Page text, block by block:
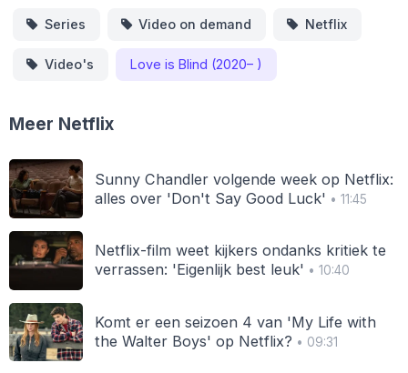
Series Video on demand Netflix
Video's Love is Blind (2020– )
Meer Netflix
Sunny Chandler volgende week op Netflix:
alles over 'Don't Say Good Luck' • 11:45
Netflix-film weet kijkers ondanks kritiek te
verrassen: 'Eigenlijk best leuk' • 10:40
Komt er een seizoen 4 van 'My Life with
the Walter Boys' op Netflix? • 09:31